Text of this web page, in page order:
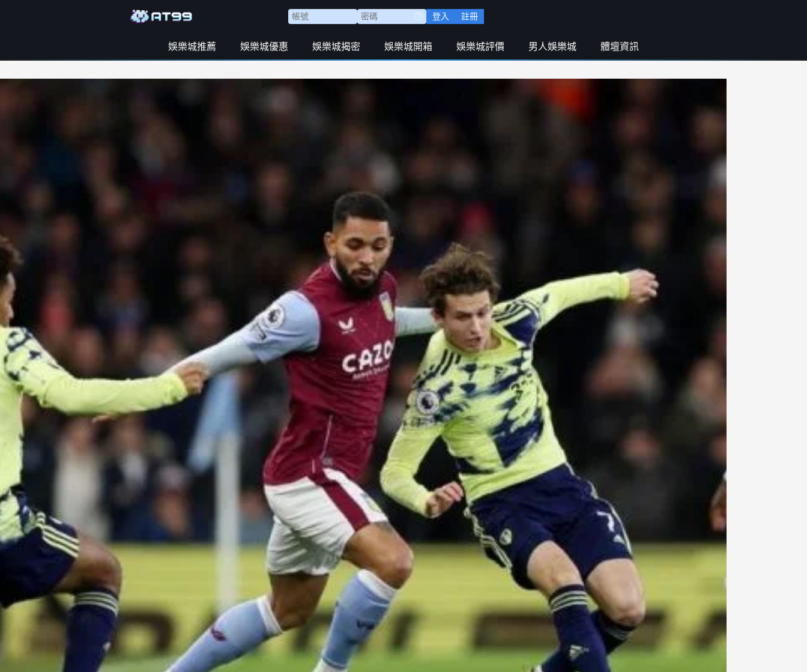
登入 註冊
娛樂城推薦 娛樂城優惠 娛樂城揭密 娛樂城開箱 娛樂城評價 男人娛樂城 體壇資訊